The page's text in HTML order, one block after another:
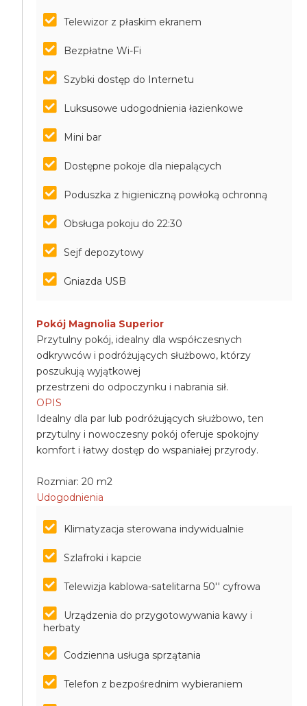
Telewizor z płaskim ekranem
Bezpłatne Wi-Fi
Szybki dostęp do Internetu
Luksusowe udogodnienia łazienkowe
Mini bar
Dostępne pokoje dla niepalących
Poduszka z higieniczną powłoką ochronną
Obsługa pokoju do 22:30
Sejf depozytowy
Gniazda USB
Pokój Magnolia Superior
Przytulny pokój, idealny dla współczesnych
odkrywców i podróżujących służbowo, którzy
poszukują wyjątkowej
przestrzeni do odpoczynku i nabrania sił.
OPIS
Idealny dla par lub podróżujących służbowo, ten
przytulny i nowoczesny pokój oferuje spokojny
komfort i łatwy dostęp do wspaniałej przyrody.
Rozmiar: 20 m2
Udogodnienia
Klimatyzacja sterowana indywidualnie
Szlafroki i kapcie
Telewizja kablowa-satelitarna 50'' cyfrowa
Urządzenia do przygotowywania kawy i
herbaty
Codzienna usługa sprzątania
Telefon z bezpośrednim wybieraniem